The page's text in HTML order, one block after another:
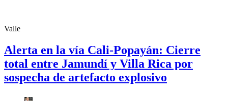
Valle
Alerta en la vía Cali-Popayán: Cierre
total entre Jamundí y Villa Rica por
sospecha de artefacto explosivo